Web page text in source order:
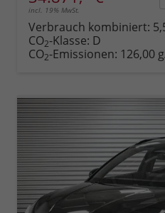
incl. 19% MwSt.
Verbrauch kombiniert:
CO2-Klasse: D
CO2-Emissionen: 126,00